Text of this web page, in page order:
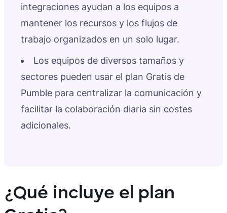
integraciones ayudan a los equipos a
mantener los recursos y los flujos de
trabajo organizados en un solo lugar.
Los equipos de diversos tamaños y
sectores pueden usar el plan Gratis de
Pumble para centralizar la comunicación y
facilitar la colaboración diaria sin costes
adicionales.
¿Qué incluye el plan